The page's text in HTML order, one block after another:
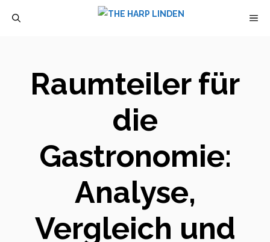
Raumteiler für
die
Gastronomie:
Analyse,
Vergleich und